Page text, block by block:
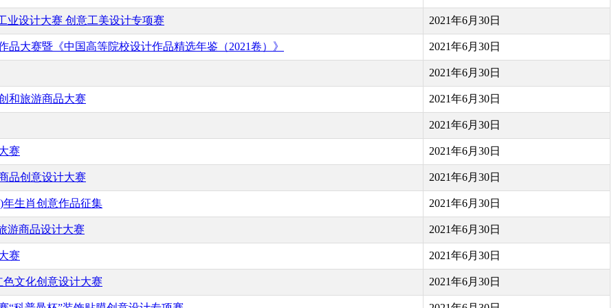
业设计大赛 创意工美设计专项赛 2021年6月30日
品大赛暨《中国高等院校设计作品精选年鉴（2021卷）》 2021年6月30日
2021年6月30日
和旅游商品大赛 2021年6月30日
2021年6月30日
赛 2021年6月30日
品创意设计大赛 2021年6月30日
年生肖创意作品征集 2021年6月30日
游商品设计大赛 2021年6月30日
赛 2021年6月30日
色文化创意设计大赛 2021年6月30日